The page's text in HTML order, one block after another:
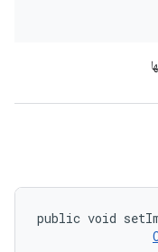
public void